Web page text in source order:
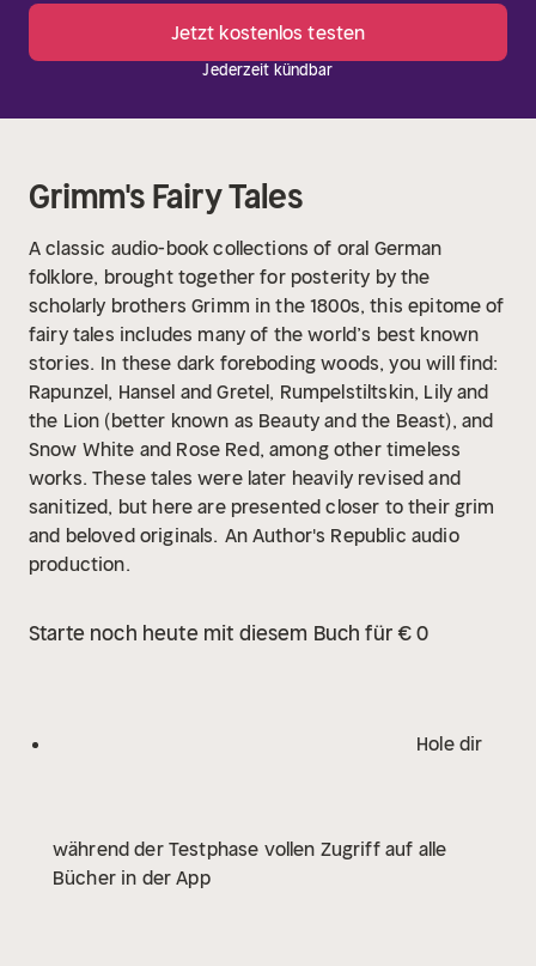
Jetzt kostenlos testen
Jederzeit kündbar
Grimm's Fairy Tales
A classic audio-book collections of oral German
folklore, brought together for posterity by the
scholarly brothers Grimm in the 1800s, this epitome of
fairy tales includes many of the world’s best known
stories. In these dark foreboding woods, you will find:
Rapunzel, Hansel and Gretel, Rumpelstiltskin, Lily and
the Lion (better known as Beauty and the Beast), and
Snow White and Rose Red, among other timeless
works. These tales were later heavily revised and
sanitized, but here are presented closer to their grim
and beloved originals. An Author's Republic audio
production.
Starte noch heute mit diesem Buch für € 0
Hole dir
während der Testphase vollen Zugriff auf alle
Bücher in der App